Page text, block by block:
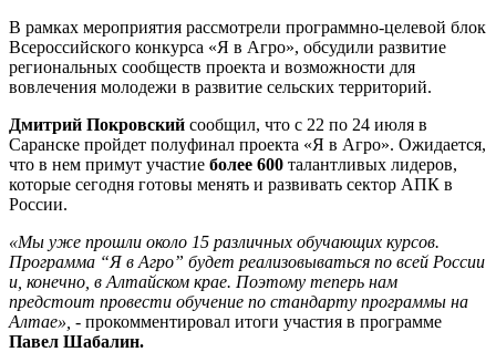
В рамках мероприятия рассмотрели программно-целевой блок
Всероссийского конкурса «Я в Агро», обсудили развитие
региональных сообществ проекта и возможности для
вовлечения молодежи в развитие сельских территорий.
Дмитрий Покровский сообщил, что с 22 по 24 июля в
Саранске пройдет полуфинал проекта «Я в Агро». Ожидается,
что в нем примут участие более 600 талантливых лидеров,
которые сегодня готовы менять и развивать сектор АПК в
России.
«Мы уже прошли около 15 различных обучающих курсов.
Программа “Я в Агро” будет реализовываться по всей России
и, конечно, в Алтайском крае. Поэтому теперь нам
предстоит провести обучение по стандарту программы на
Алтае», - прокомментировал итоги участия в программе
Павел Шабалин.